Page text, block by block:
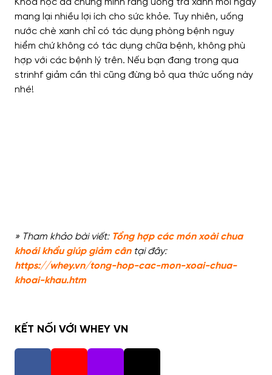
mang lại nhiều lợi ích cho sức khỏe. Tuy nhiên, uống
nước chè xanh chỉ có tác dụng phòng bệnh nguy
hiểm chứ không có tác dụng chữa bệnh, không phù
hợp với các bệnh lý trên. Nếu bạn đang trong qua
strinhf giảm cần thì cũng đừng bỏ qua thức uống này
nhé!
» Tham khảo bài viết: Tổng hợp các món xoài chua
khoái khẩu giúp giảm cântại đây:
https://whey.vn/tong-hop-cac-mon-xoai-chua-
khoai-khau.htm
KẾT NỐI VỚI WHEY VN